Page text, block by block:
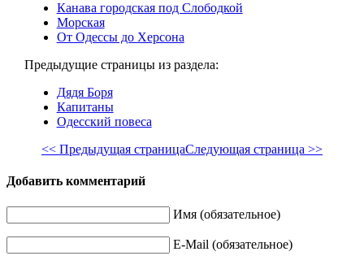
Канава городская под Слободкой
Морская
От Одессы до Херсона
Предыдущие страницы из раздела:
Дядя Боря
Капитаны
Одесский повеса
<< Предыдущая страницаСледующая страница >>
Добавить комментарий
Имя (обязательное)
E-Mail (обязательное)